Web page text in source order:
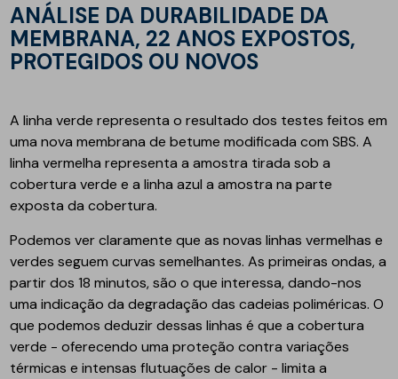
ANÁLISE DA DURABILIDADE DA
MEMBRANA, 22 ANOS EXPOSTOS,
PROTEGIDOS OU NOVOS
A linha verde representa o resultado dos testes feitos em
uma nova membrana de betume modificada com SBS. A
linha vermelha representa a amostra tirada sob a
cobertura verde e a linha azul a amostra na parte
exposta da cobertura.
Podemos ver claramente que as novas linhas vermelhas e
verdes seguem curvas semelhantes. As primeiras ondas, a
partir dos 18 minutos, são o que interessa, dando-nos
uma indicação da degradação das cadeias poliméricas. O
que podemos deduzir dessas linhas é que a cobertura
verde - oferecendo uma proteção contra variações
térmicas e intensas flutuações de calor - limita a